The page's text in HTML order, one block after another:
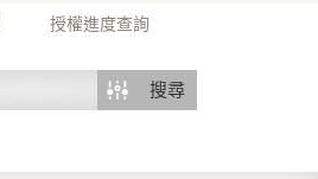
授權進度查詢
搜尋